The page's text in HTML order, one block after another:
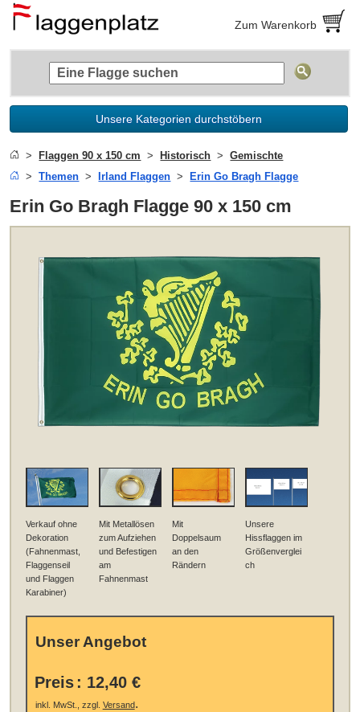
Zum Warenkorb
Unsere Kategorien durchstöbern
Flaggen 90 x 150 cm Historisch
Gemischte
Themen
Irland Flaggen Erin Go Bragh Flagge
Erin Go Bragh Flagge 90 x 150 cm
Verkauf ohne
Dekoration
(Fahnenmast,
Flaggenseil
und Flaggen
Karabiner)
Mit Metallösen
zum Aufziehen
und Befestigen
am
Fahnenmast
Mit
Doppelsaum
an den
Rändern
Unsere
Hissflaggen im
Größenverglei
ch
Unser Angebot
Preis : 12,40 €
inkl. MwSt., zzgl. Versand.